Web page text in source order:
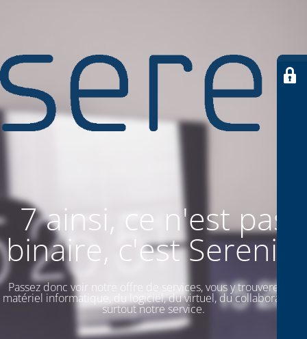
7 ainsi, ce n'est pas
binaire, c'est SereniiT
Passez donc voir notre offre de services, vous y trouverez du
matériel informatique, du logiciel, du virtuel, du collaboratif. Et
surtout notre service.